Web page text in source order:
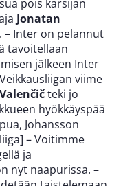
pois karsijan
Jonatan
– Inter on pelannut
tavoitellaan
jälkeen Inter
viime
teki jo
hyökkäyspää
Johansson
– Voitimme
ja
nyt naapurissa. –